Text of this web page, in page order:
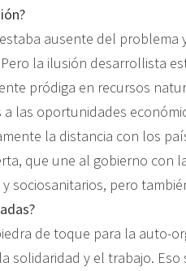
ausente del
la ilusión desarrollista
pródiga en recursos
las oportunidades
la distancia con los
que une al gobierno con
sociosanitarios, pero
de toque para la auto-
solidaridad y el trabajo.